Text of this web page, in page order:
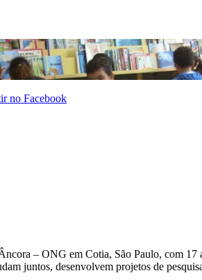
– ONG em Cotia, São Paulo, com 17
juntos, desenvolvem projetos de